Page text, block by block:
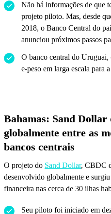
Não há informações de que
projeto piloto. Mas, desde
2018, o Banco Central do
anunciou próximos passos
O banco central do
e-peso em larga escala para
Bahamas: Sand Dollar
globalmente entre as
bancos centrais
O projeto do Sand Dollar, CBDC
desenvolvido globalmente e
financeira nas cerca de 30 ilhas
Seu piloto foi iniciado em